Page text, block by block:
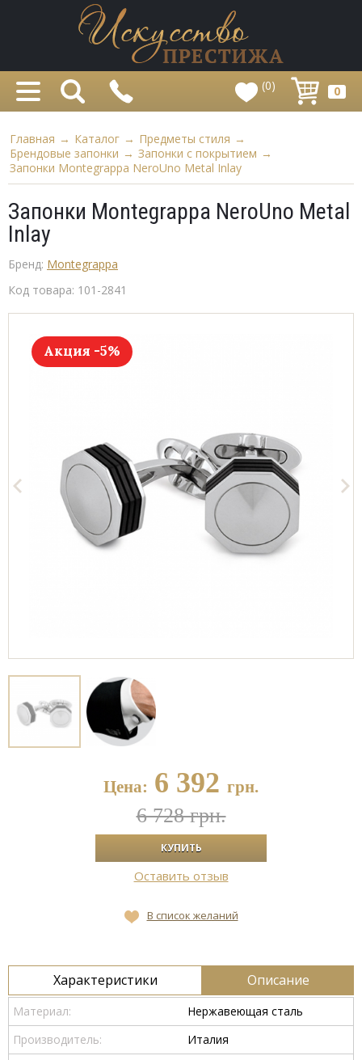
(0) 0
Главная → Каталог → Предметы стиля →
Брендовые запонки → Запонки с покрытием →
Запонки Montegrappa NeroUno Metal Inlay
Запонки Montegrappa NeroUno Metal
Inlay
Бренд: Montegrappa
Код товара: 101-2841
Акция -5%
Цена: 6 392 грн.
6 728 грн.
Оставить отзыв
В список желаний
Характеристики Описание
Материал:
Нержавеющая сталь
Производитель:
Италия